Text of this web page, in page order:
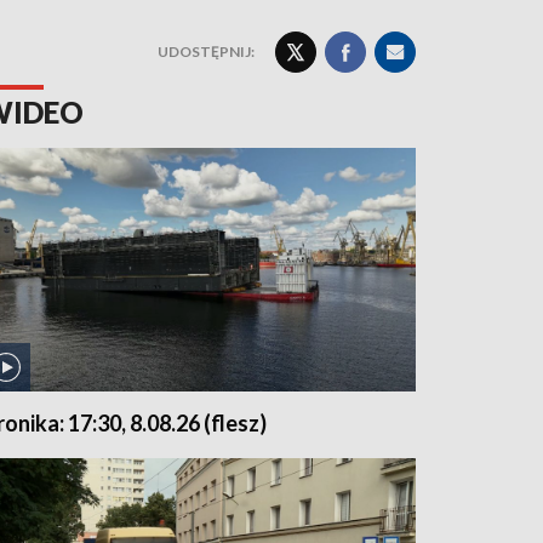
UDOSTĘPNIJ:
17:30, 8.08.26 (flesz)